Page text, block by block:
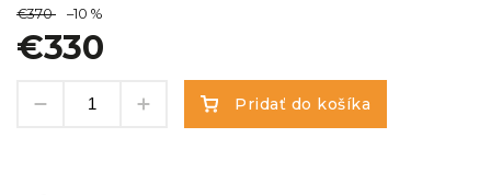
€370 –10 %
€330
Pridať do košíka